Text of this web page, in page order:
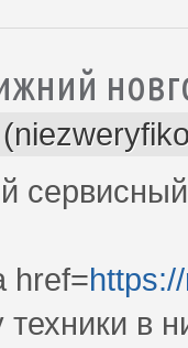
href=
в